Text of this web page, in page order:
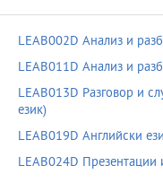
LEAB002D Анализ и
LEAB011D Анализ и
LEAB013D Разговор и
език)
LEAB019D Английски
LEAB024D Презентации